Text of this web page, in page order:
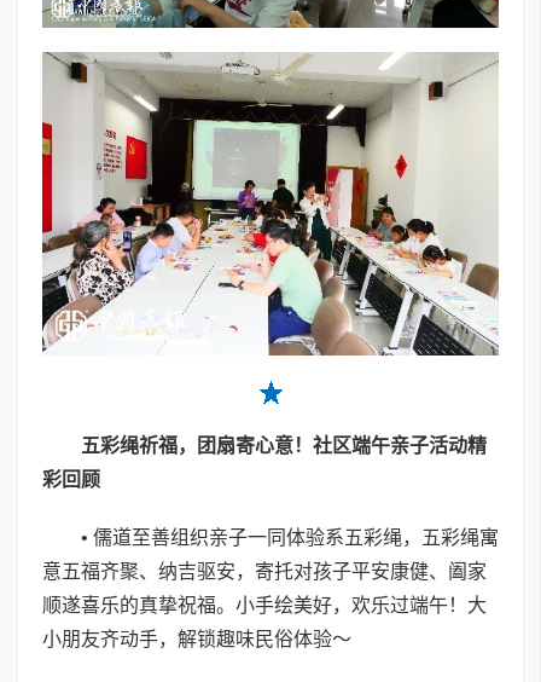
五彩绳祈福，团扇寄心意！社区端午亲子活动精
彩回顾
• 儒道至善组织亲子一同体验系五彩绳，五彩绳寓
意五福齐聚、纳吉驱安，寄托对孩子平安康健、阖家
顺遂喜乐的真挚祝福。小手绘美好，欢乐过端午！大
小朋友齐动手，解锁趣味民俗体验～